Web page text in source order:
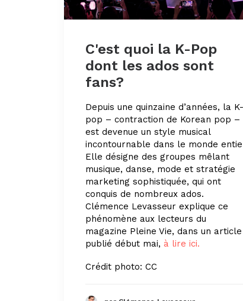
C'est quoi la K-Pop
dont les ados sont
fans?
Depuis une quinzaine d’années, la K-
pop – contraction de Korean pop –
est devenue un style musical
incontournable dans le monde
Elle désigne des groupes mêlant
musique, danse, mode et stratégie
marketing sophistiquée, qui ont
conquis de nombreux ados.
Clémence Levasseur explique ce
phénomène aux lecteurs du
magazine Pleine Vie, dans un article
publié début mai, à lire ici.
Crédit photo: CC